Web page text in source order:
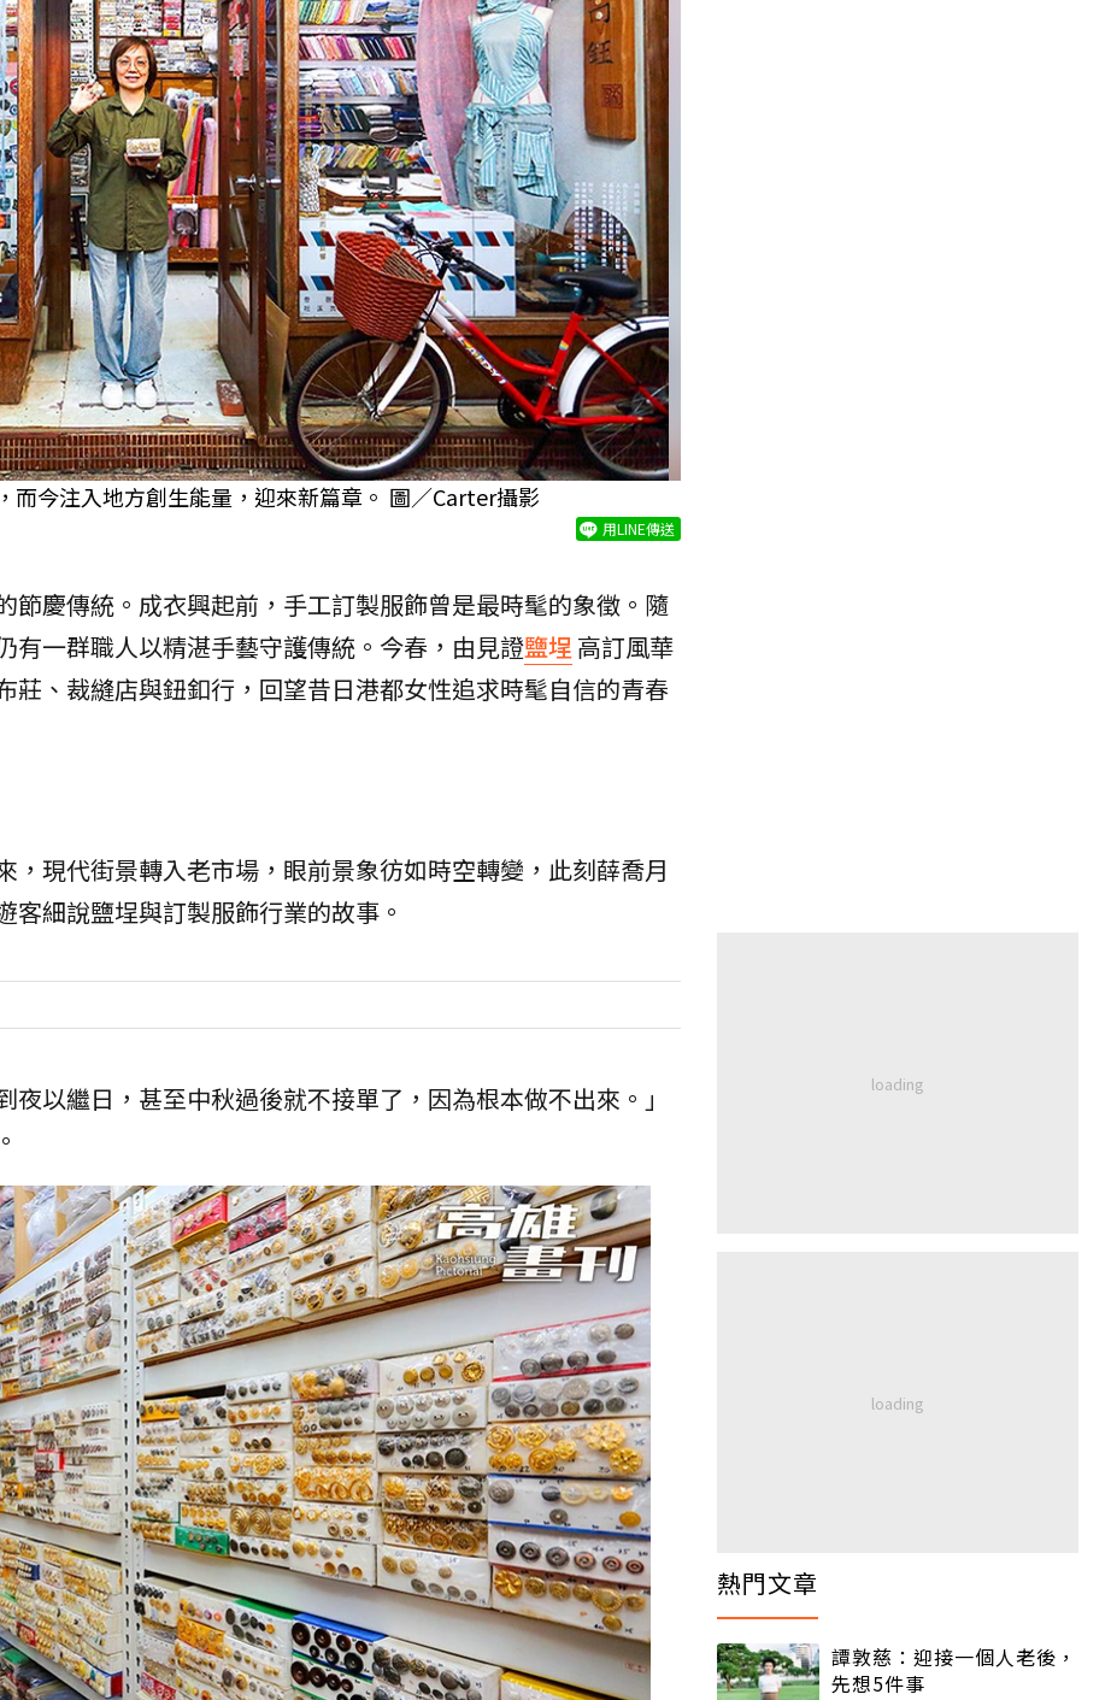
今注入地方創生能量，迎來新篇章。 圖／Carter攝影
用LINE傳送
節慶傳統。成衣興起前，手工訂製服飾曾是最時髦的象徵。隨
有一群職人以精湛手藝守護傳統。今春，由見證鹽埕 高訂風華
莊、裁縫店與鈕釦行，回望昔日港都女性追求時髦自信的青春
，現代街景轉入老市場，眼前景象彷如時空轉變，此刻薛喬月
細說鹽埕與訂製服飾行業的故事。
夜以繼日，甚至中秋過後就不接單了，因為根本做不出來。」
熱門文章
譚敦慈：迎接一個人老後，
先想5件事